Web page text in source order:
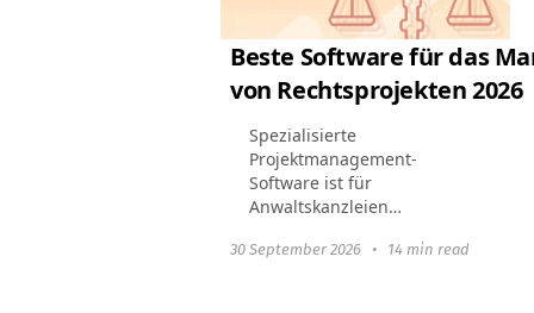
Beste Software für das
von Rechtsprojekten 2026
Spezialisierte
Projektmanagement-
Software ist für
Anwaltskanzleien
Rechtsanwaltskanzleien
30 September 2026 • 14 min read